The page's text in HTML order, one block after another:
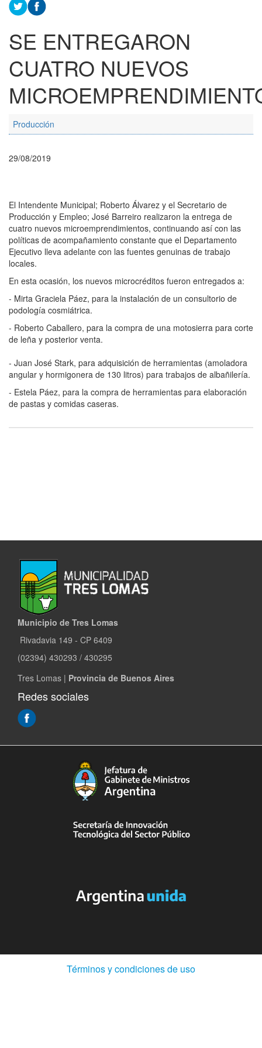
SE ENTREGARON
CUATRO NUEVOS
Producción
29/08/2019
El Intendente Municipal; Roberto Álvarez y el Secretario de
Producción y Empleo; José Barreiro realizaron la entrega de
cuatro nuevos microemprendimientos, continuando así con las
políticas de acompañamiento constante que el Departamento
Ejecutivo lleva adelante con las fuentes genuinas de trabajo
locales.
En esta ocasión, los nuevos microcréditos fueron entregados a:
- Mirta Graciela Páez, para la instalación de un consultorio de
podología cosmiátrica.
- Roberto Caballero, para la compra de una motosierra para corte
de leña y posterior venta.
- Juan José Stark, para adquisición de herramientas (amoladora
angular y hormigonera de 130 litros) para trabajos de albañilería.
- Estela Páez, para la compra de herramientas para elaboración
de pastas y comidas caseras.
Municipio de Tres Lomas
Rivadavia 149 - CP 6409
(02394) 430293 / 430295
Tres Lomas | Provincia de Buenos Aires
Redes sociales
Términos y condiciones de uso(Abre